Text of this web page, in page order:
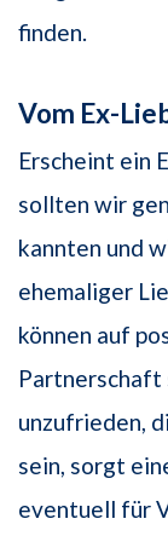
finden.
Vom Ex-
Erscheint ein
sollten wir
kannten und
ehemaliger
können auf
Partnerschaft
unzufrieden,
sein, sorgt
eventuell für